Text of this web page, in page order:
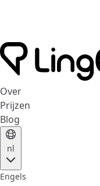
Over
Prijzen
Blog
nl
Engels